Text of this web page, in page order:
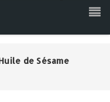
de Sésame